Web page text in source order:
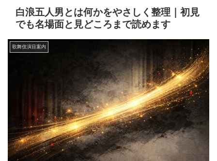
白浪五人男とは何かをやさしく整理｜初見
でも名場面と見どころまで読めます
歌舞伎演目案内